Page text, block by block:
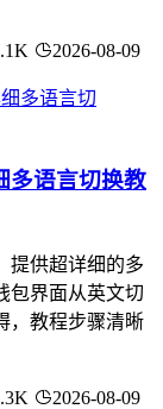
2026-08-09
多语言切换教
提供超详细的多
包界面从英文切
，教程步骤清晰
2026-08-09